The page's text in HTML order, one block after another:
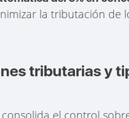
la tributación de
tributarias y
el control